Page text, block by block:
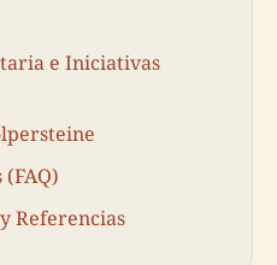
e Iniciativas
Referencias